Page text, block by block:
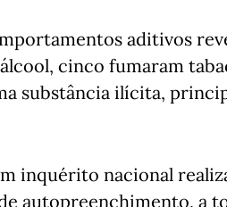
aditivos
cinco fumaram
substância ilícita,
inquérito nacional
autopreenchimento, a